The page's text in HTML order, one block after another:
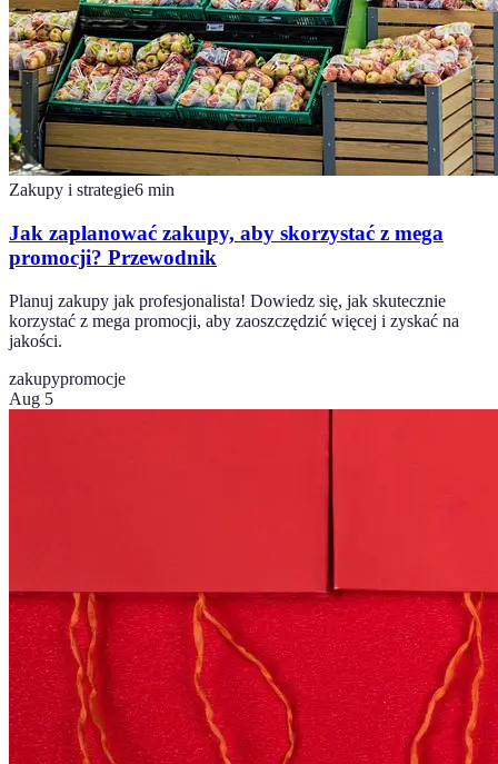
Zakupy i strategie6 min
Jak zaplanować zakupy, aby skorzystać z mega
promocji? Przewodnik
Planuj zakupy jak profesjonalista! Dowiedz się, jak skutecznie
korzystać z mega promocji, aby zaoszczędzić więcej i zyskać na
jakości.
zakupypromocje
Aug 5